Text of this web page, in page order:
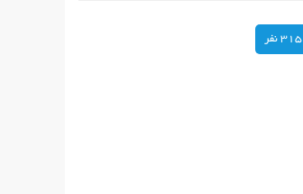
315 نفر